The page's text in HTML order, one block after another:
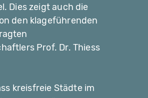
Dies zeigt auch die
den klageführenden
Prof. Dr. Thiess
kreisfreie Städte im